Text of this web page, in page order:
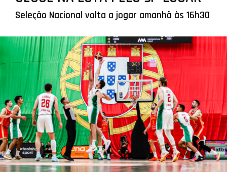
Seleção Nacional volta a jogar amanhã às 16h30